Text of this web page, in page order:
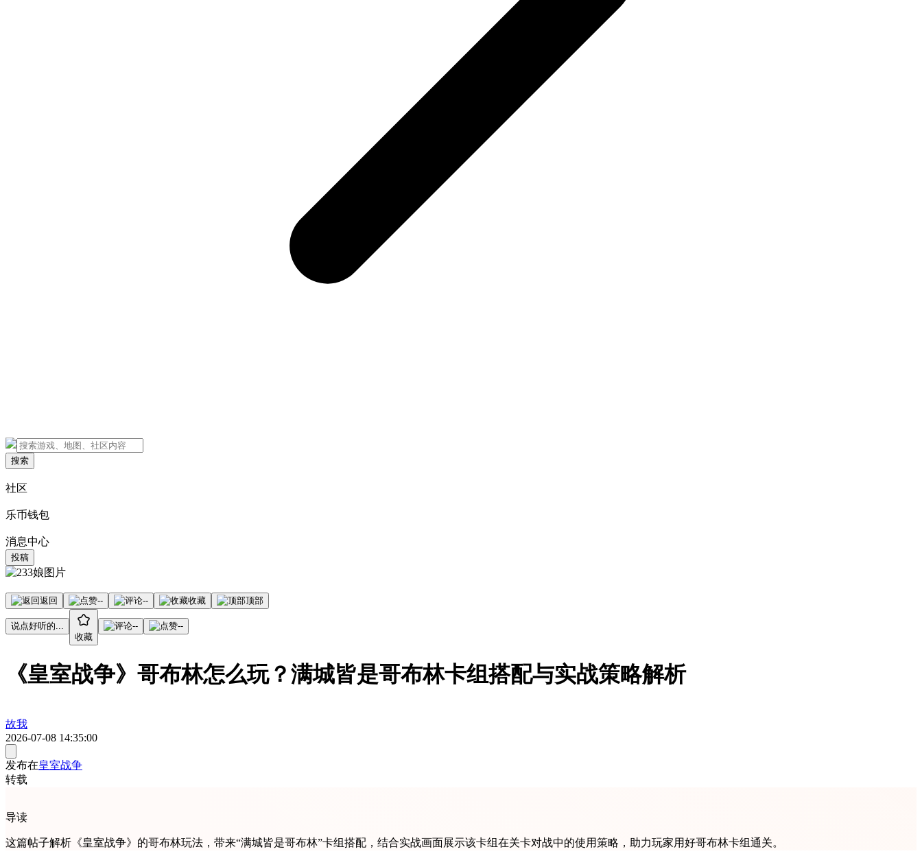
搜索
社区
乐币钱包
消息中心
投稿
返回 -- -- 收藏 顶部
说点好听的...
收藏
-- --
《皇室战争》哥布林怎么玩？满城皆是哥布林卡组搭配与实战策略解析
故我
2026-07-08 14:35:00
发布在皇室战争
转载
导读
这篇帖子解析《皇室战争》的哥布林玩法，带来“满城皆是哥布林”卡组搭配，结合实战画面展示该卡组在关卡对战中的使用策略，助力玩家用好哥布林卡组通关。